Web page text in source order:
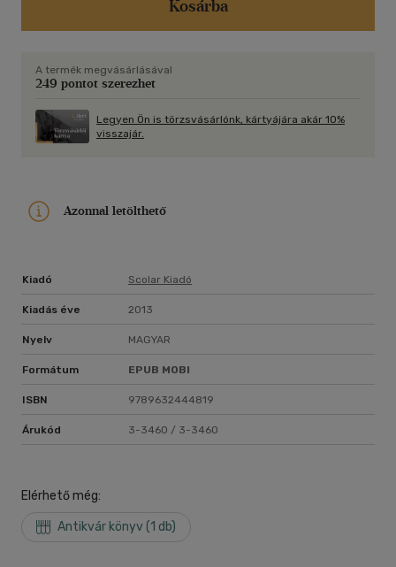
Kosárba
A termék megvásárlásával
249 pontot szerezhet
Legyen Ön is törzsvásárlónk, kártyájára akár 10%
visszajár.
Azonnal letölthető
Kiadó Scolar Kiadó
Kiadás éve 2013
Nyelv MAGYAR
Formátum EPUB MOBI
ISBN 9789632444819
Árukód 3-3460 / 3-3460
Elérhető még:
Antikvár könyv (1 db)